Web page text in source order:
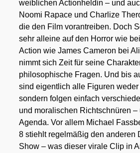
weib­li­chen Action­hel­din – und
Noo­mi Rapace und Char­li­ze
die den Film vor­an­trei­ben. Doch
sehr allei­ne auf den Hor­ror wie
Action wie James Came­ron bei
nimmt sich Zeit für sei­ne
phi­lo­so­phi­sche Fra­gen. Und bis
sind eigent­lich alle Figu­ren weder
son­dern fol­gen ein­fach
und mora­li­schen Richt­schnü­ren
Agen­da. Vor allem Micha­el
8 stiehlt regel­mä­ßig den ande­ren
Show – was die­ser vira­le Clip in